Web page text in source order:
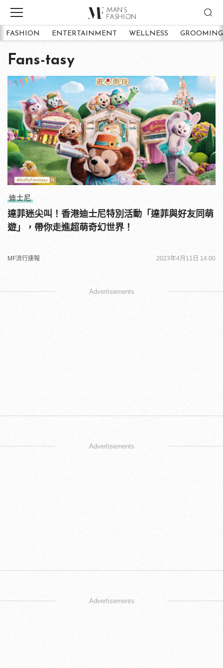
FASHION ENTERTAINMENT WELLNESS GROOMING
Fans-tasy
迪士尼
達菲迷尖叫！香港迪士尼特別活動「達菲與好友同萌
遊」，帶你走進超萌奇幻世界！
MF流行速報 2023年4月11日 14:00
Advertisements
Advertisements
Advertisements